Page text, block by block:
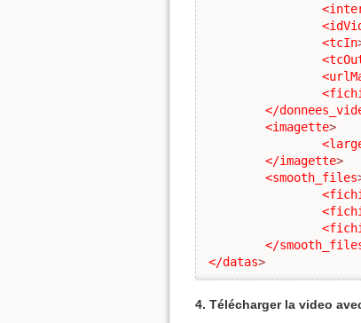
<tcIn
</
<imagette>
</imagette>
<smooth_files
</
</datas>
4. Télécharger la video